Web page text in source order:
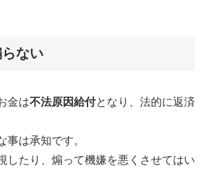
らない
金は不法原因給付となり、法的に返済
事は承知です。
したり、煽って機嫌を悪くさせてはい